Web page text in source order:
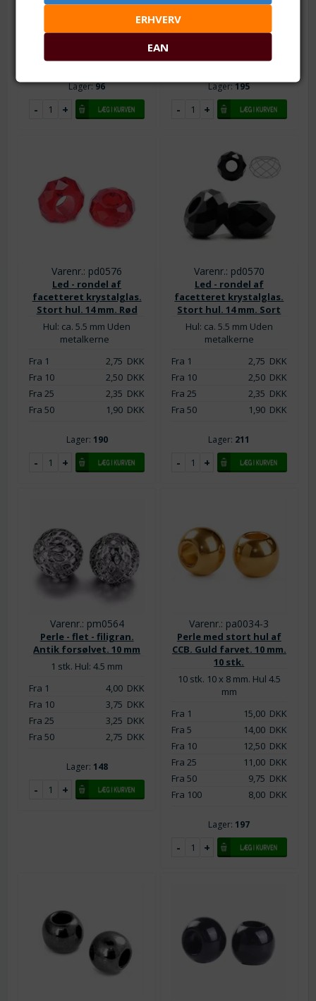
Fra 1
2,75DKK
DKK
Fra 50
Lager:96
Fra 1
2,75DKK
Fra 10
DKK
Lager:195
Varenr.: pd0576
Led - rondel af
facetteret krystalglas.
Stort hul. 14 mm. Rød
Hul: ca. 5.5 mm Uden
metalkerne
Fra 1
2,75 DKK
Fra 10
2,50DKK
Fra 25
2,35 DKK
Fra 50
1,90DKK
Lager: 190
Varenr.: pd0570
Led - rondel af
facetteret krystalglas.
Stort hul. 14 mm. Sort
Hul: ca. 5.5 mm Uden
metalkerne
Fra 1
2,75 DKK
Fra 10
2,50DKK
Fra 25
2,35 DKK
Fra 50
1,90DKK
Lager: 211
Varenr.: pm0564
Perle - flet - filigran.
Antik forsølvet. 10 mm
1 stk. Hul: 4.5 mm
Fra 1
4,00DKK
Fra 10
3,75 DKK
Fra 25
3,25 DKK
Fra 50
2,75 DKK
Lager: 148
Varenr.: pa0034-3
Perle med stort hul af
CCB. Guld farvet. 10 mm.
10 stk.
10 stk. 10 x 8 mm. Hul 4.5
mm
Fra 1
15,00DKK
Fra 5
14,00DKK
Fra 10
12,50DKK
Fra 25
11,00DKK
Fra 50
9,75 DKK
Fra 100
8,00DKK
Lager: 197
ERHVERV
EAN